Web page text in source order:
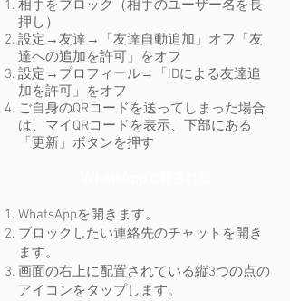
相手をブロック（相手のユーザー名を長
押し）
設定→友達→「友達自動追加」オフ「友
達への追加を許可」をオフ
​設定→プロフィール→「IDによる友達追
加を許可」をオフ
​ご自身のQRコードを送ってしまった場合
は、マイQRコードを表示、下部にある
「更新」ボタンを押す
WhatsAppを開きます。
ブロックしたい連絡先のチャットを開き
ます。
画面の右上に配置されている縦3つの点の
アイコンをタップします。